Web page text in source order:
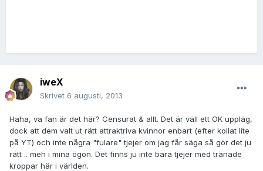
iweX
Skrivet 6 augusti, 2013
Haha, va fan är det här? Censurat & allt. Det är väll ett OK uppläg,
dock att dem valt ut rätt attraktriva kvinnor enbart (efter kollat lite
på YT) och inte några "fulare" tjejer om jag får säga så gör det ju
rätt .. meh i mina ögon. Det finns ju inte bara tjejer med tränade
kroppar här i världen.